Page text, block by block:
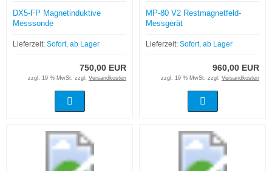
DX5-FP Magnetinduktive
Messsonde
Lieferzeit: Sofort, ab Lager
750,00 EUR
zzgl. 19 % MwSt. zzgl. Versandkosten
MP-80 V2 Restmagnetfeld-
Messgerät
Lieferzeit: Sofort, ab Lager
960,00 EUR
zzgl. 19 % MwSt. zzgl. Versandkosten